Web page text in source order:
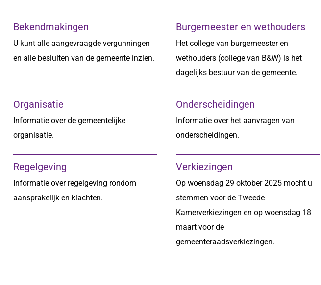
Bekendmakingen
U kunt alle aangevraagde vergunningen
en alle besluiten van de gemeente inzien.
Burgemeester en wethouders
Het college van burgemeester en
wethouders (college van B&W) is het
dagelijks bestuur van de gemeente.
Organisatie
Informatie over de gemeentelijke
organisatie.
Onderscheidingen
Informatie over het aanvragen van
onderscheidingen.
Regelgeving
Informatie over regelgeving rondom
aansprakelijk en klachten.
Verkiezingen
Op woensdag 29 oktober 2025 mocht u
stemmen voor de Tweede
Kamerverkiezingen en op woensdag 18
maart voor de
gemeenteraadsverkiezingen.